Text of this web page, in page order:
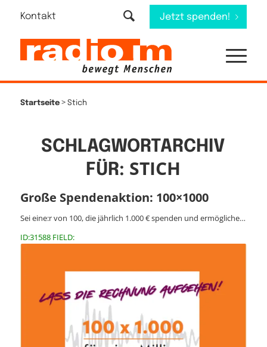
Kontakt Jetzt spenden!
Startseite> Stich
SCHLAGWORTARCHIV
FÜR: STICH
Große Spendenaktion: 100×1000
Sei eine:r von 100, die jährlich 1.000 € spenden und ermögliche…
ID:31588 FIELD: